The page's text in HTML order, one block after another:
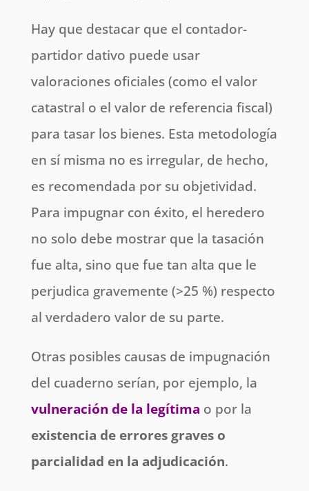
Hay que destacar que el contador-
partidor dativo puede usar
valoraciones oficiales (como el valor
catastral o el valor de referencia fiscal)
para tasar los bienes. Esta metodología
en sí misma no es irregular, de hecho,
es recomendada por su objetividad.
Para impugnar con éxito, el heredero
no solo debe mostrar que la tasación
fue alta, sino que fue tan alta que le
perjudica gravemente (>25 %) respecto
al verdadero valor de su parte.
Otras posibles causas de impugnación
del cuaderno serían, por ejemplo, la
vulneración de la legítima o por la
existencia de errores graves o
parcialidad en la adjudicación.